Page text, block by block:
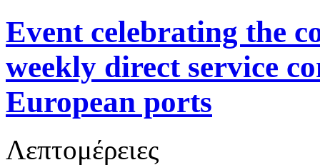
Event celebrating the
weekly direct service
European ports
Λεπτομέρειες